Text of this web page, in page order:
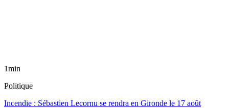
1min
Politique
Incendie : Sébastien Lecornu se rendra en Gironde le 17 août